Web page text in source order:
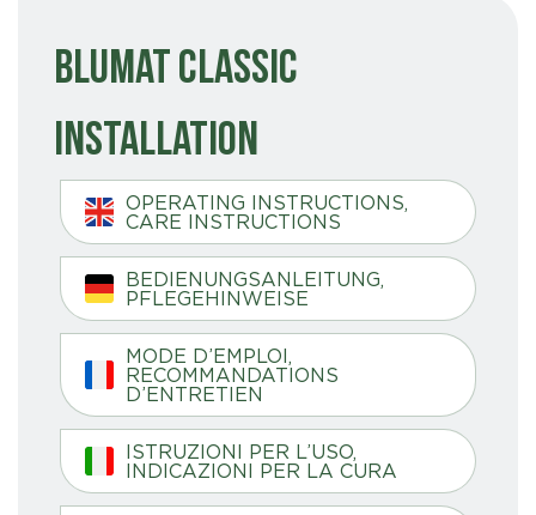
Blumat Classic
Installation
OPERATING INSTRUCTIONS,
CARE INSTRUCTIONS
BEDIENUNGSANLEITUNG,
PFLEGEHINWEISE
MODE D’EMPLOI,
RECOMMANDATIONS
D’ENTRETIEN
ISTRUZIONI PER L’USO,
INDICAZIONI PER LA CURA